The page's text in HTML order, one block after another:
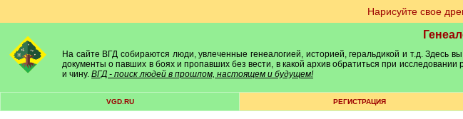
Нарисуйте свое
На сайте ВГД собираются люди, увлеченные генеалогией, историей, геральдикой и т.д. Здесь
документы о павших в боях и пропавших без вести, в какой архив обратиться при
и чину. ВГД - поиск людей в прошлом, настоящем и будущем!
VGD.RU РЕГИСТРАЦИЯ